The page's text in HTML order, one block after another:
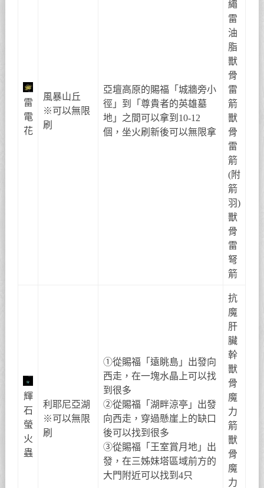
雷
電
花
風暴山丘
※可以無限
刷
亞壇高原的賜福「城牆旁小
徑」到「尊貴者的英雄墓
地」之間可以拿到10-12
個，坐火刷新後可以無限拿
繩
雷
油
脂
獸
骨
雷
箭
獸
骨
雷
箭
(附
箭
羽)
獸
骨
雷
弩
箭
輝
石
螢
火
蟲
利耶尼亞湖
※可以無限
刷
①從賜福「遠眺島」出發向
西走，在一塊水晶上可以找
到很多
②從賜福「湖畔涼亭」出發
向西走，穿過懸崖上的缺口
後可以找到很多
③從賜福「王室賞月地」出
發，在三姊妹塔區域前方的
大門附近可以找到4只
抗
魔
肝
臟
幹
獸
骨
魔
力
箭
獸
骨
魔
力